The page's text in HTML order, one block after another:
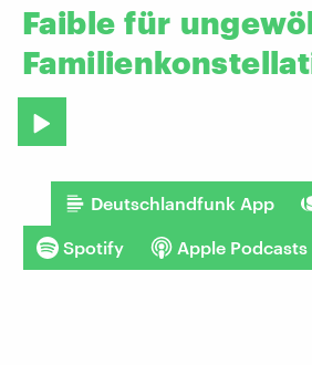
Faible für
Deutschlandfunk App
Spotify Apple Podcasts